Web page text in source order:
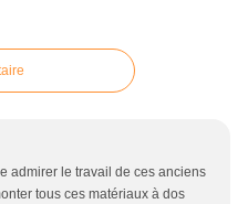
admirer le travail de ces anciens
tous ces matériaux à dos